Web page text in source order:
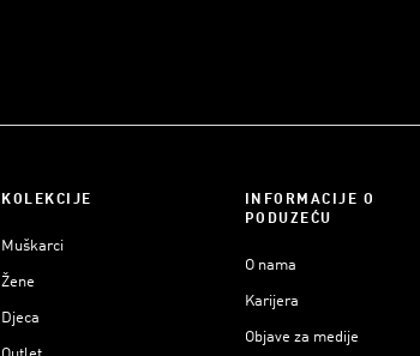
KOLEKCIJE
Muškarci
Žene
Djeca
INFORMACIJE O
PODUZEĆU
O nama
Karijera
Objave za medije